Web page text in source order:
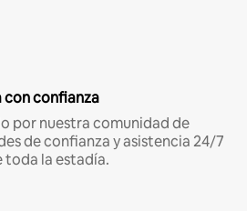
con confianza
por nuestra comunidad de
de confianza y asistencia 24/7
toda la estadía.